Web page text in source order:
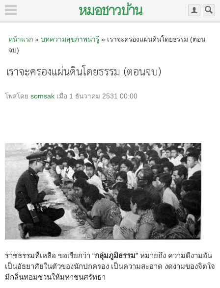
หน้าแรก» บทความสุขภาพน่ารู้» เราจะครองแผ่นดินโดยธรรม (ตอน
จบ)
เราจะครองแผ่นดินโดยธรรม (ตอนจบ)
โพสโดย somsak เมื่อ 1 ธันวาคม 2531 00:00
ราชธรรมที่เหลือ ขอเรียกว่า “กลุ่มภูมิธรรม” หมายถึง ความดีงามอัน
เป็นอัธยาศัยในตัวของนักปกครอง เป็นความสะอาด งดงามของจิตใจ
มีกลิ่นหอมชวนให้มหาชนศรัทธา